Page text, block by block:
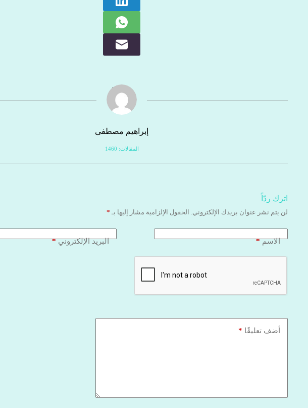
إبراهيم مصطفى
المقالات: 1460
اترك ردّاً
لن يتم نشر عنوان بريدك الإلكتروني. الحقول الإلزامية مشار إليها بـ *
الاسم* البريد الإلكتروني*
أضف تعليقًا *